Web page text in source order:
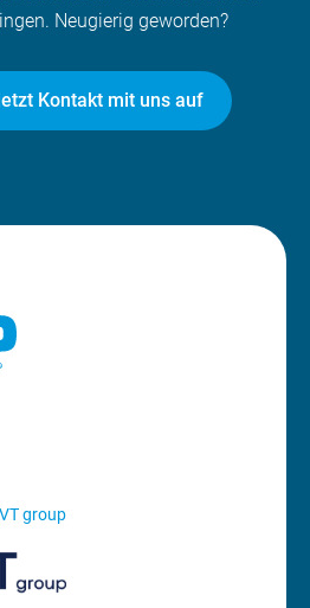
Neugierig geworden?
Kontakt mit uns auf
group